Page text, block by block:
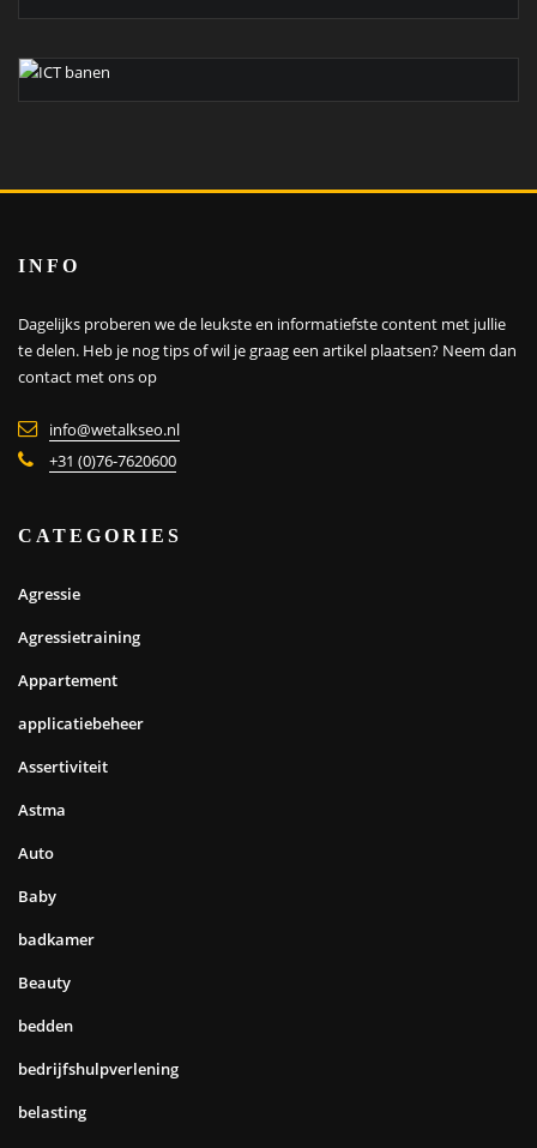
INFO
Dagelijks proberen we de leukste en informatiefste content met jullie
te delen. Heb je nog tips of wil je graag een artikel plaatsen? Neem dan
contact met ons op
info@wetalkseo.nl
+31 (0)76-7620600
CATEGORIES
Agressie
Agressietraining
Appartement
applicatiebeheer
Assertiviteit
Astma
Auto
Baby
badkamer
Beauty
bedden
bedrijfshulpverlening
belasting